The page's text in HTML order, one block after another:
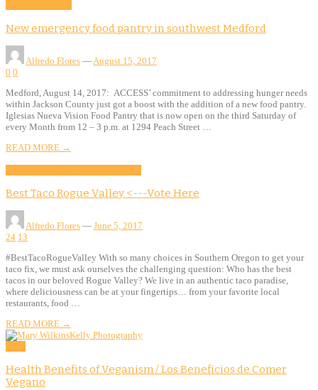
New emergency food pantry in southwest Medford
Alfredo Flores — August 15, 2017
0 0
Medford, August 14, 2017: ACCESS’ commitment to addressing hunger needs
within Jackson County just got a boost with the addition of a new food pantry.
Iglesias Nueva Vision Food Pantry that is now open on the third Saturday of
every Month from 12 – 3 p.m. at 1294 Peach Street …
READ MORE →
Best Taco Rogue Valley <---Vote Here
Alfredo Flores — June 5, 2017
24 13
#BestTacoRogueValley With so many choices in Southern Oregon to get your
taco fix, we must ask ourselves the challenging question: Who has the best
tacos in our beloved Rogue Valley? We live in an authentic taco paradise,
where deliciousness can be at your fingertips… from your favorite local
restaurants, food …
READ MORE →
Health Benefits of Veganism / Los Beneficios de Comer
Vegano